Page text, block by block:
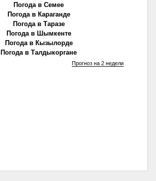
Погода в Семее
Погода в Караганде
Погода в Таразе
Погода в Шымкенте
Погода в Кызылорде
Погода в Талдыкоргане
Прогноз на 2 недели